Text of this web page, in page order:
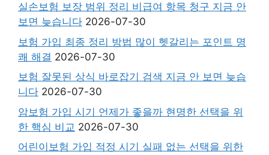
실손보험 보장 범위 정리 비급여 항목 청구 지금 안
보면 늦습니다 2026-07-30
보험 가입 최종 정리 방법 많이 헷갈리는 포인트 명
쾌 해결 2026-07-30
보험 잘못된 상식 바로잡기 검색 지금 안 보면 늦습
니다 2026-07-30
암보험 가입 시기 언제가 좋을까 현명한 선택을 위
한 핵심 비교 2026-07-30
어린이보험 가입 적정 시기 실패 없는 선택을 위한